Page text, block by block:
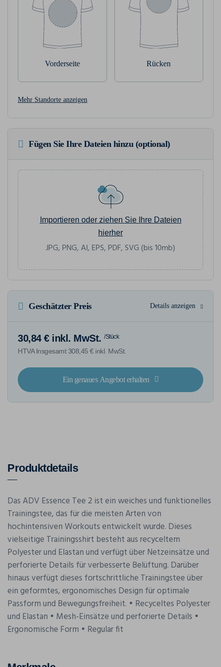
Vorderseite Rücken
Mehr Standorte anzeigen
Fügen Sie Ihre Dateien hinzu (optional)
Importieren oder ziehen Sie Ihre Dateien
hierher
JPG, PNG, AI, EPS, PDF, SVG (bis 10mb)
Geschätzter Preis Details anzeigen
30,84 € inkl. MwSt. /Stück
HTVA Insgesamt 308,45 € inkl. MwSt.
Ein genaues Angebot erhalten
Produktdetails
Das ADV Essence Tee 2 ist ein weiches und funktionelles
Trainingstee, das für die meisten Arten von
hochintensiven Workouts entwickelt wurde. Dieses
vielseitige Trainingsshirt besteht aus recyceltem
Polyester und Elastan und verfügt über Netzeinsätze und
perforierte Details für verbesserte Belüftung. Darüber
hinaus verfügt dieses fortschrittliche Trainingstee über
ein geformtes, ergonomisches Design für optimale
Passform und Bewegungsfreiheit. • Recyceltes Polyester
und Elastan • Mesh-Einsätze und perforierte Details •
Ergonomische Form • Regular fit